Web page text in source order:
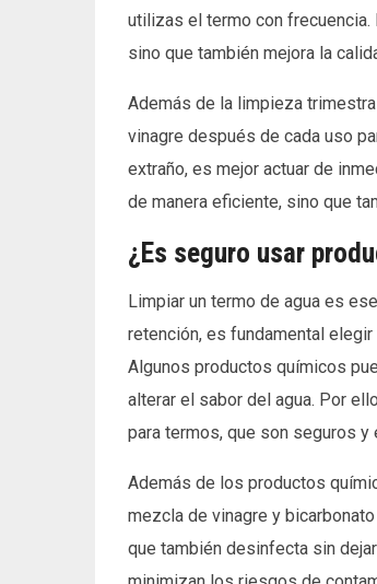
utilizas el termo con
sino que también mejora la
Además de la limpieza
vinagre después de cada uso
extraño, es mejor actuar de
de manera eficiente, sino que
¿Es seguro usar
Limpiar un termo de agua es
retención, es fundamental
Algunos productos químicos
alterar el sabor del agua. Por
para termos, que son seguros y
Además de los productos
mezcla de vinagre y
que también desinfecta sin